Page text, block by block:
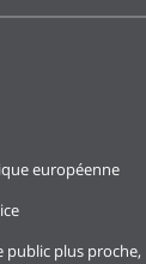
européenne
public plus proche,